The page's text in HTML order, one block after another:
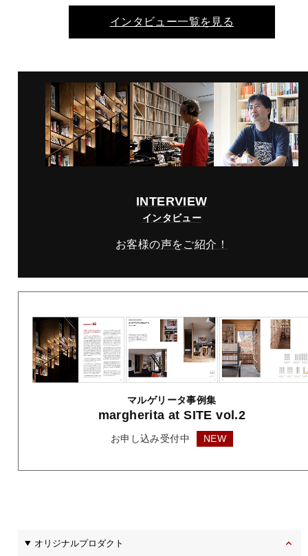
インタビュー一覧を見る
INTERVIEW
インタビュー
お客様の声をご紹介！
マルゲリータ事例集
margherita at SITE vol.2
お申し込み受付中 NEW
オリジナルプロダクト